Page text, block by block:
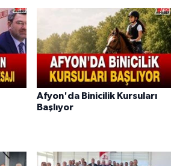
Afyon'da Binicilik Kursuları
Başlıyor